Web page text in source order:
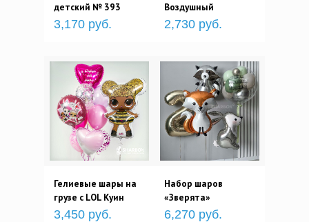
детский № 393
3,170 руб.
Воздушный
2,730 руб.
Гелиевые шары на
грузе с LOL Куин
3,450 руб.
Набор шаров
«Зверята»
6,270 руб.